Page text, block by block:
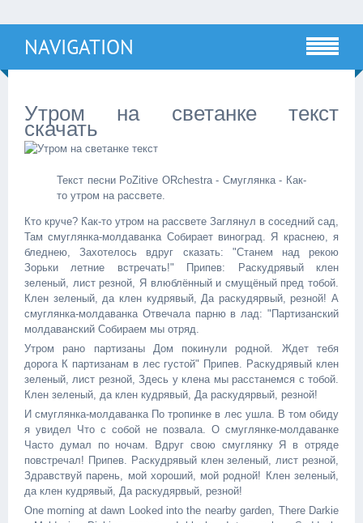
NAVIGATION
Утром на светанке текст
скачать
Текст песни PoZitive ORchestra - Смуглянка - Как-
то утром на рассвете.
Кто круче? Как-то утром на рассвете Заглянул в соседний сад,
Там смуглянка-молдаванка Собирает виноград. Я краснею, я
бледнею, Захотелось вдруг сказать: "Станем над рекою
Зорьки летние встречать!" Припев: Раскудрявый клен
зеленый, лист резной, Я влюблённый и смущёный пред тобой.
Клен зеленый, да клен кудрявый, Да раскудярвый, резной! А
смуглянка-молдаванка Отвечала парню в лад: "Партизанский
молдаванский Собираем мы отряд.
Утром рано партизаны Дом покинули родной. Ждет тебя
дорога К партизанам в лес густой" Припев. Раскудрявый клен
зеленый, лист резной, Здесь у клена мы расстанемся с тобой.
Клен зеленый, да клен кудрявый, Да раскудярвый, резной!
И смуглянка-молдаванка По тропинке в лес ушла. В том обиду
я увидел Что с собой не позвала. О смуглянке-молдаванке
Часто думал по ночам. Вдруг свою смуглянку Я в отряде
повстречал! Припев. Раскудрявый клен зеленый, лист резной,
Здравствуй парень, мой хороший, мой родной! Клен зеленый,
да клен кудрявый, Да раскудярвый, резной!
One morning at dawn Looked into the nearby garden, There Darkie